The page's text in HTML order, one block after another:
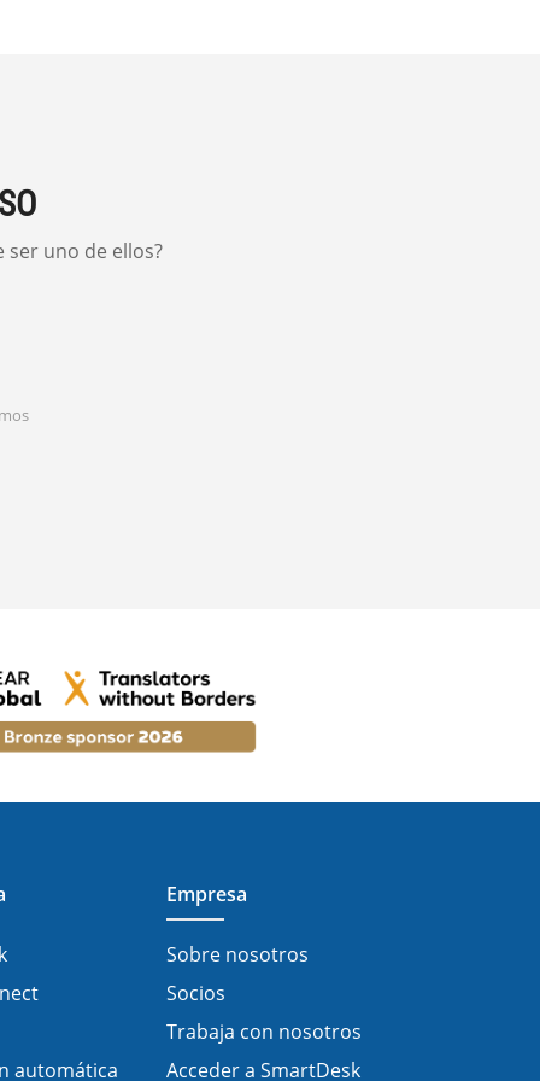
ser uno de ellos?
automática
Empresa
Sobre nosotros
Socios
Trabaja con nosotros
Acceder a SmartDesk